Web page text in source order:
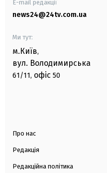
E-mail редакції
news24@24tv.com.ua
Ми тут:
м.Київ,
вул. Володимирська
61/11, офіс 50
Про нас
Редакція
Редакційна політика